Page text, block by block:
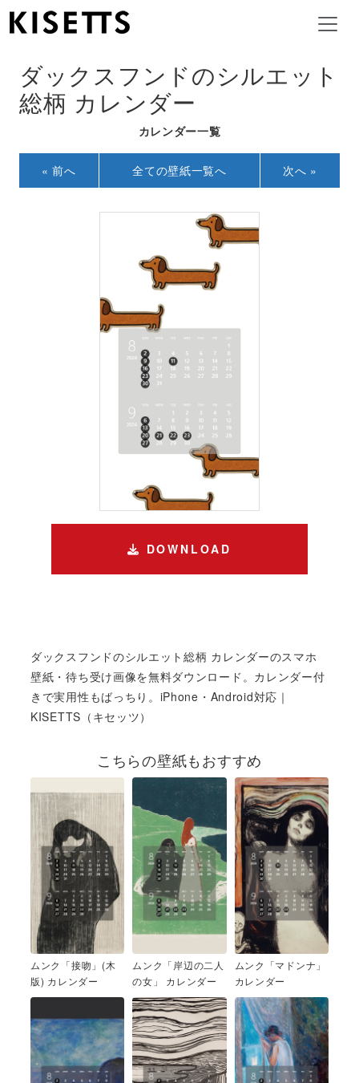
ダックスフンドのシルエット
総柄 カレンダー
カレンダー一覧
« 前へ 全ての壁紙一覧へ 次へ »
DOWNLOAD
ダックスフンドのシルエット総柄 カレンダーのスマホ
壁紙・待ち受け画像を無料ダウンロード。カレンダー付
きで実用性もばっちり。iPhone・Android対応｜
KISETTS（キセッツ）
こちらの壁紙もおすすめ
ムンク「接吻」(木
版) カレンダー
ムンク「岸辺の二人
の女」 カレンダー
ムンク「マドンナ」
カレンダー